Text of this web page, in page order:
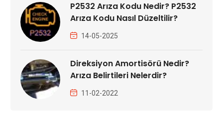
P2532 Arıza Kodu Nedir? P2532
Arıza Kodu Nasıl Düzeltilir?
14-05-2025
Direksiyon Amortisörü Nedir?
Arıza Belirtileri Nelerdir?
11-02-2022